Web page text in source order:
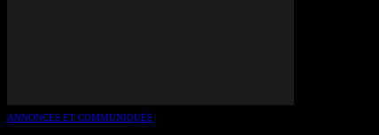
ANNONCES ET COMMUNIQUÉS